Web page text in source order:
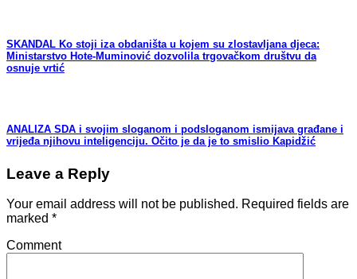
SKANDAL Ko stoji iza obdaništa u kojem su zlostavljana djeca:
Ministarstvo Hote-Muminović dozvolila trgovačkom društvu da
osnuje vrtić
ANALIZA SDA i svojim sloganom i podsloganom ismijava građane i
vrijeđa njihovu inteligenciju. Očito je da je to smislio Kapidžić
Leave a Reply
Your email address will not be published. Required fields are
marked *
Comment